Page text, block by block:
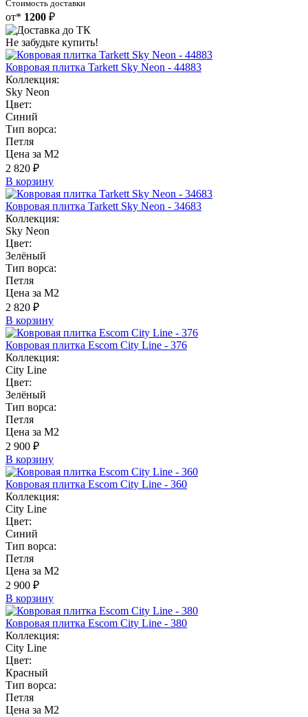
Стоимость доставки
от* 1200 ₽
Не забудьте купить!
Ковровая плитка Tarkett Sky Neon - 44883
Коллекция:
Sky Neon
Цвет:
Синий
Тип ворса:
Петля
Цена за М2
2 820 ₽
В корзину
Ковровая плитка Tarkett Sky Neon - 34683
Коллекция:
Sky Neon
Цвет:
Зелёный
Тип ворса:
Петля
Цена за М2
2 820 ₽
В корзину
Ковровая плитка Escom City Line - 376
Коллекция:
City Line
Цвет:
Зелёный
Тип ворса:
Петля
Цена за М2
2 900 ₽
В корзину
Ковровая плитка Escom City Line - 360
Коллекция:
City Line
Цвет:
Синий
Тип ворса:
Петля
Цена за М2
2 900 ₽
В корзину
Ковровая плитка Escom City Line - 380
Коллекция:
City Line
Цвет:
Красный
Тип ворса:
Петля
Цена за М2